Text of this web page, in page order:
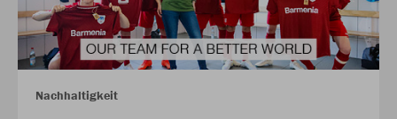
Nachhaltigkeit